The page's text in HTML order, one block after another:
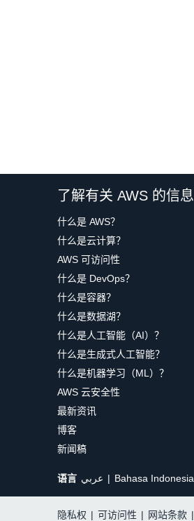
了解有关 AWS 的信息
什么是 AWS？
什么是云计算？
AWS 可访问性
什么是 DevOps？
什么是容器？
什么是数据湖？
什么是人工智能（AI）？
什么是生成式人工智能？
什么是机器学习（ML）？
AWS 云安全性
最新资讯
博客
新闻稿
语言 عربي Bahasa Indonesia
隐私权 | 可访问性 | 网站条款 |